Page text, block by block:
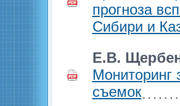
прогноза
Сибири и
Е.В.
Мониторинг
съемок